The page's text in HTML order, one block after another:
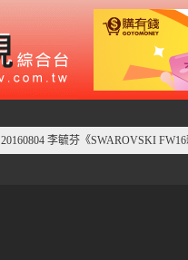
20160804 李毓芬《SWAROVSKI